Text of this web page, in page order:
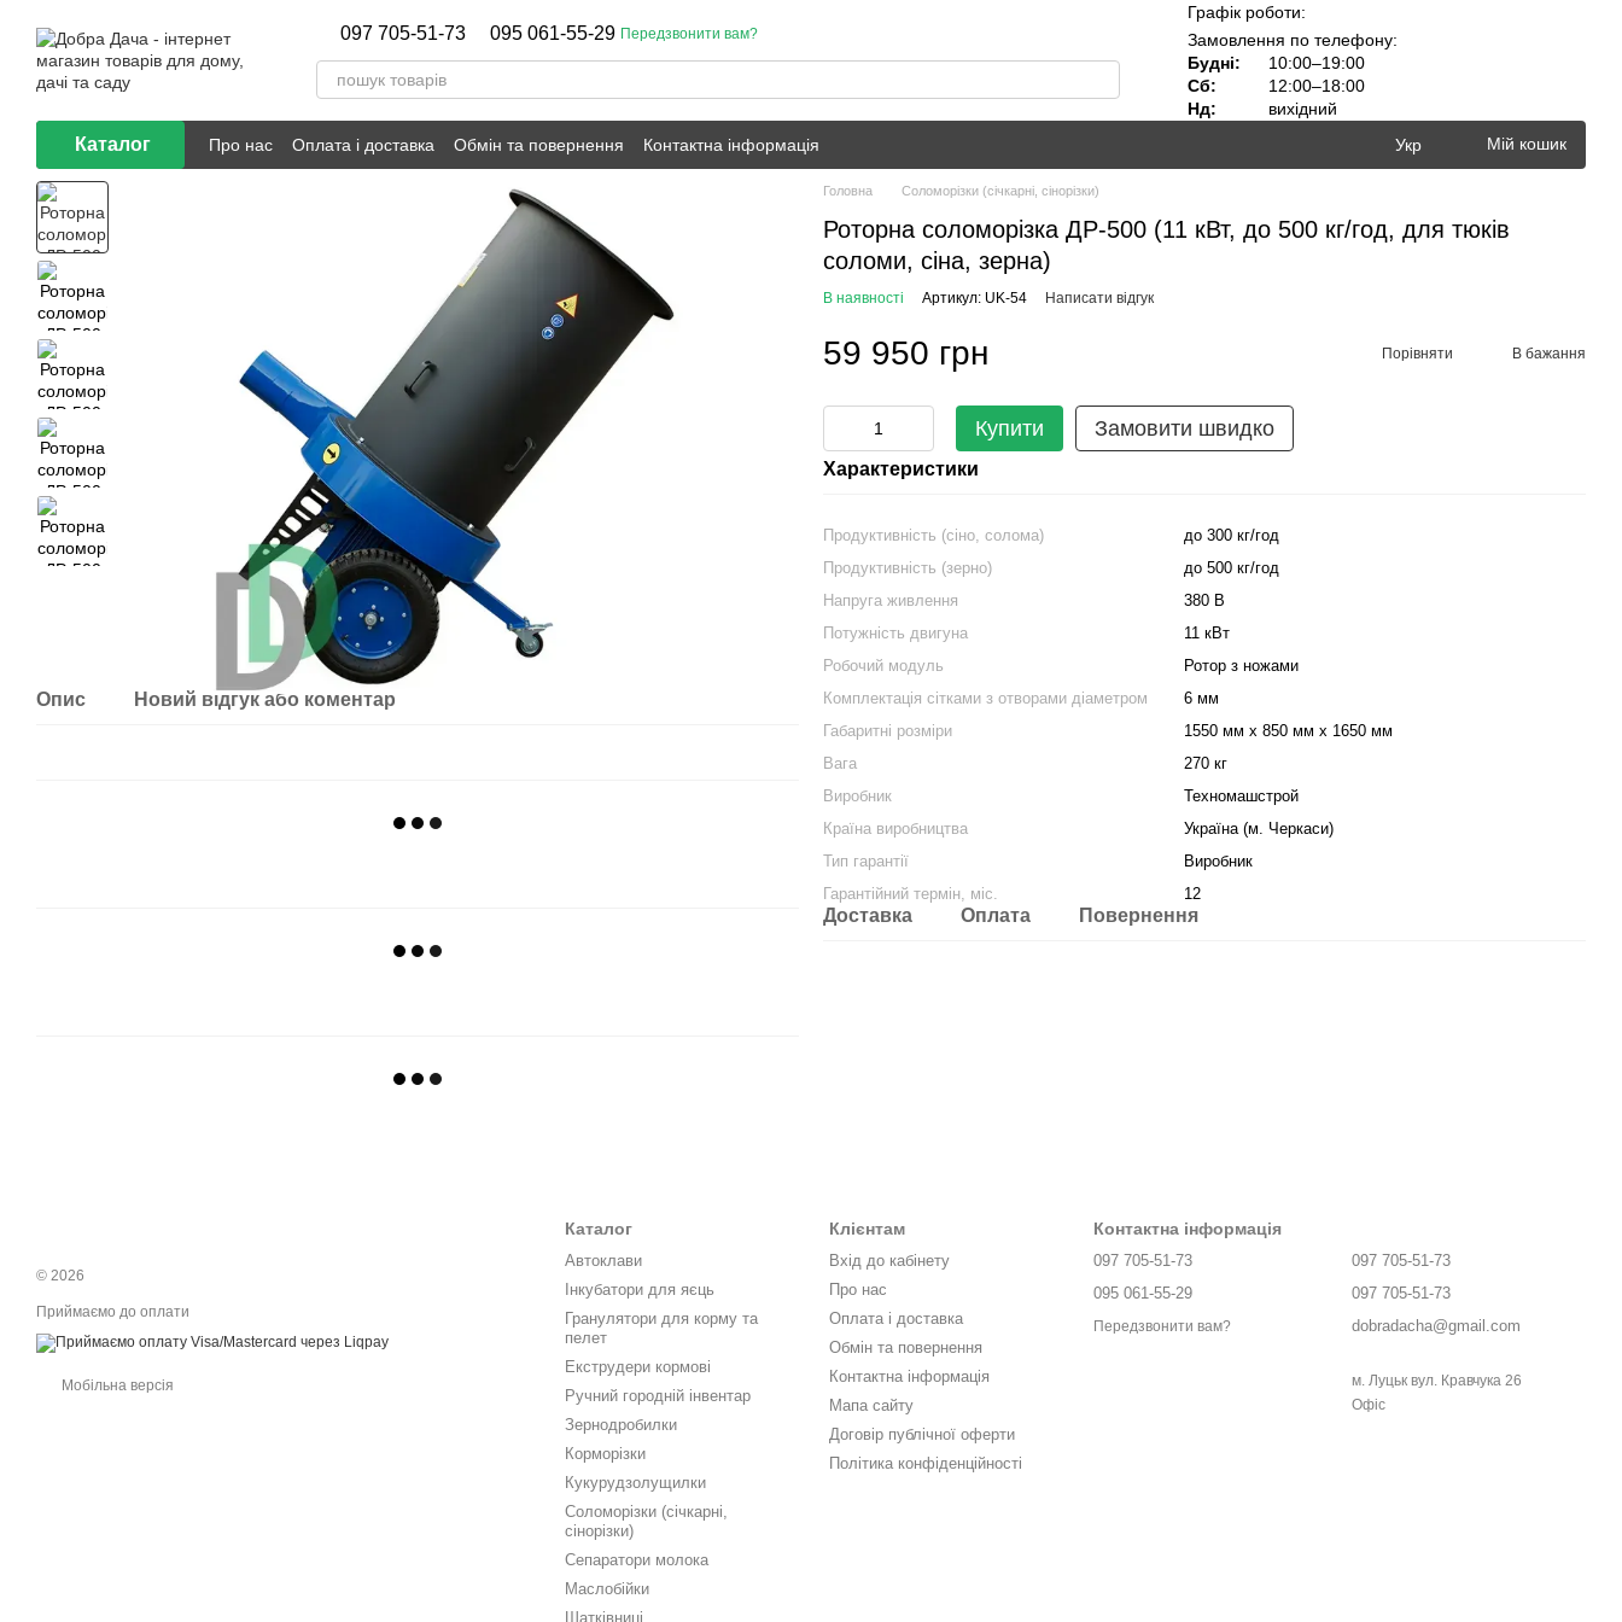
097 705-51-73 095 061-55-29 Передзвонити вам?
Графік роботи:
Замовлення по телефону:
Будні:
10:00–19:00
Сб:
12:00–18:00
Нд:
вихідний
Каталог Про нас Оплата і доставка Обмін та повернення Контактна інформація Укр Мій кошик
Опис Новий відгук або коментар
Головна Соломорізки (січкарні, сінорізки)
Роторна соломорізка ДР-500 (11 кВт, до 500 кг/год, для тюків
соломи, сіна, зерна)
В наявності Артикул: UK-54 Написати відгук
59 950 грн Порівняти В бажання
Купити Замовити швидко
Характеристики
Продуктивність (сіно, солома)
до 300 кг/год
Продуктивність (зерно)
до 500 кг/год
Напруга живлення
380 В
Потужність двигуна
11 кВт
Робочий модуль
Ротор з ножами
Комплектація сітками з отворами діаметром
6 мм
Габаритні розміри
1550 мм х 850 мм х 1650 мм
Вага
270 кг
Виробник
Техномашстрой
Країна виробництва
Україна (м. Черкаси)
Тип гарантії
Виробник
Гарантійний термін, міс.
12
Доставка Оплата Повернення
© 2026
Приймаємо до оплати
Мобільна версія
Каталог
Автоклави
Інкубатори для яєць
Гранулятори для корму та
пелет
Екструдери кормові
Ручний городній інвентар
Зернодробилки
Корморізки
Кукурудзолущилки
Соломорізки (січкарні,
сінорізки)
Сепаратори молока
Маслобійки
Шатківниці
Клієнтам
Вхід до кабінету
Про нас
Оплата і доставка
Обмін та повернення
Контактна інформація
Мапа сайту
Договір публічної оферти
Політика конфіденційності
Контактна інформація
097 705-51-73
095 061-55-29
Передзвонити вам?
097 705-51-73
097 705-51-73
dobradacha@gmail.com
м. Луцьк вул. Кравчука 26
Офіс